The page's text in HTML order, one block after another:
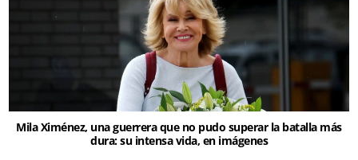
Mila Ximénez, una guerrera que no pudo superar la batalla más
dura: su intensa vida, en imágenes